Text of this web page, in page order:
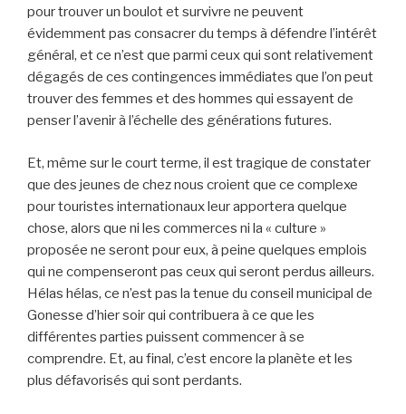
pour trouver un boulot et survivre ne peuvent
évidemment pas consacrer du temps à défendre l’intérêt
général, et ce n’est que parmi ceux qui sont relativement
dégagés de ces contingences immédiates que l’on peut
trouver des femmes et des hommes qui essayent de
penser l’avenir à l’échelle des générations futures.
Et, même sur le court terme, il est tragique de constater
que des jeunes de chez nous croient que ce complexe
pour touristes internationaux leur apportera quelque
chose, alors que ni les commerces ni la « culture »
proposée ne seront pour eux, à peine quelques emplois
qui ne compenseront pas ceux qui seront perdus ailleurs.
Hélas hélas, ce n’est pas la tenue du conseil municipal de
Gonesse d’hier soir qui contribuera à ce que les
différentes parties puissent commencer à se
comprendre. Et, au final, c’est encore la planète et les
plus défavorisés qui sont perdants.